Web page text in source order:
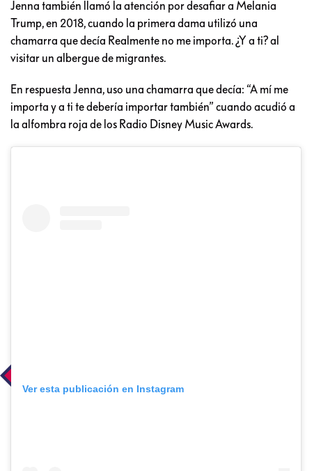
Jenna también llamó la atención por desafiar a Melania
Trump, en 2018, cuando la primera dama utilizó una
chamarra que decía Realmente no me importa. ¿Y a ti? al
visitar un albergue de migrantes.
En respuesta Jenna, uso una chamarra que decía: “A mí me
importa y a ti te debería importar también” cuando acudió a
la alfombra roja de los Radio Disney Music Awards.
Ver esta publicación en Instagram